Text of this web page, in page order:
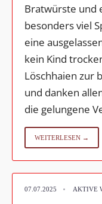
Bratwürste und
besonders viel
eine
kein Kind
Löschhaien zur
und danken
die gelungene
WEITERLESEN →
07.07.2025 • AKTIVE